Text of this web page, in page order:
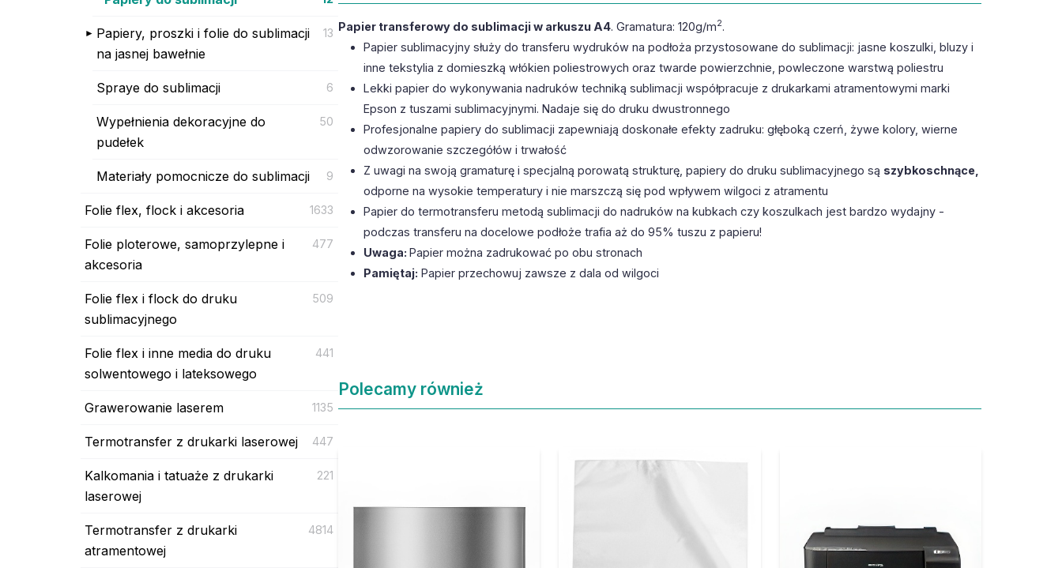
Papiery, proszki i folie do sublimacji
na jasnej bawełnie
13
Spraye do sublimacji 6
Wypełnienia dekoracyjne do
pudełek
50
Materiały pomocnicze do sublimacji 9
Folie flex, flock i akcesoria 1633
Folie ploterowe, samoprzylepne i
akcesoria
477
Folie flex i flock do druku
sublimacyjnego
509
Folie flex i inne media do druku
solwentowego i lateksowego
441
Grawerowanie laserem 1135
Termotransfer z drukarki laserowej 447
Kalkomania i tatuaże z drukarki
laserowej
221
Termotransfer z drukarki
atramentowej
4814
Papier transferowy do sublimacji w arkuszu A4. Gramatura: 120g/m2.
Papier sublimacyjny służy do transferu wydruków na podłoża przystosowane do sublimacji: jasne koszulki, bluzy i
inne tekstylia z domieszką włókien poliestrowych oraz twarde powierzchnie, powleczone warstwą poliestru
Lekki papier do wykonywania nadruków techniką sublimacji współpracuje z drukarkami atramentowymi marki
Epson z tuszami sublimacyjnymi. Nadaje się do druku dwustronnego
Profesjonalne papiery do sublimacji zapewniają doskonałe efekty zadruku: głęboką czerń, żywe kolory, wierne
odwzorowanie szczegółów i trwałość
Z uwagi na swoją gramaturę i specjalną porowatą strukturę, papiery do druku sublimacyjnego są szybkoschnące,
odporne na wysokie temperatury i nie marszczą się pod wpływem wilgoci z atramentu
Papier do termotransferu metodą sublimacji do nadruków na kubkach czy koszulkach jest bardzo wydajny -
podczas transferu na docelowe podłoże trafia aż do 95% tuszu z papieru!
Uwaga: Papier można zadrukować po obu stronach
Pamiętaj: Papier przechowuj zawsze z dala od wilgoci
Polecamy również